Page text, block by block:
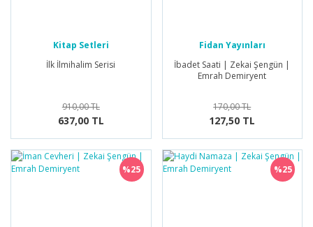
Kitap Setleri
İlk İlmihalim Serisi
910,00 TL
637,00 TL
Fidan Yayınları
İbadet Saati | Zekai Şengün |
Emrah Demiryent
170,00 TL
127,50 TL
%25 %25